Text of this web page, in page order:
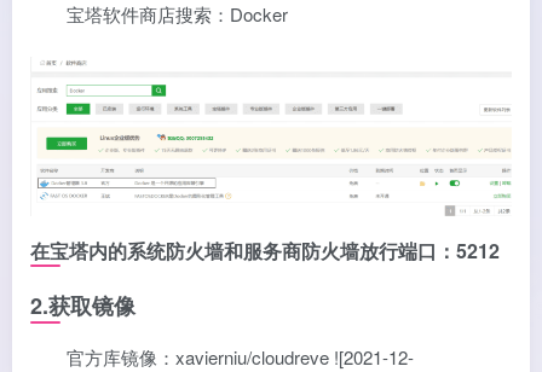
宝塔软件商店搜索：Docker
在宝塔内的系统防火墙和服务商防火墙放行端口：5212
2.获取镜像
官方库镜像：xavierniu/cloudreve ![2021-12-